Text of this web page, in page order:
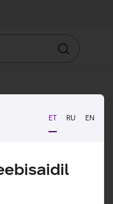
ET RU EN
Otsin